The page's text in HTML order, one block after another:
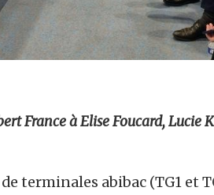
France à Elise Foucard, Lucie
terminales abibac (TG1 et